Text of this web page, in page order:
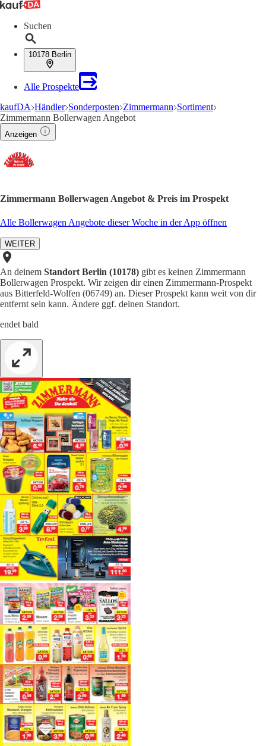
Suchen
10178 Berlin
Alle Prospekte
kaufDA Händler Sonderposten Zimmermann Sortiment
Zimmermann Bollerwagen Angebot
Anzeigen
Zimmermann Bollerwagen Angebot & Preis im Prospekt
Alle Bollerwagen Angebote dieser Woche in der App öffnen
WEITER
An deinem Standort Berlin (10178) gibt es keinen Zimmermann
Bollerwagen Prospekt. Wir zeigen dir einen Zimmermann-Prospekt
aus Bitterfeld-Wolfen (06749) an. Dieser Prospekt kann weit von dir
entfernt sein kann. Ändere ggf. deinen Standort.
endet bald